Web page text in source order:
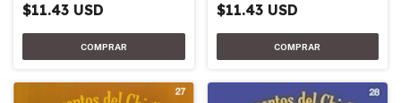
$11.43 USD $11.43 USD